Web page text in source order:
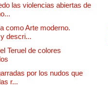
las violencias abiertas de
como Arte moderno.
descri...
Teruel de colores
por los nudos que
r...